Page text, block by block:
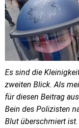
Es sind die
zweiten Blick. Als
für diesen Beitrag
Bein des Polizisten
Blut überschmiert